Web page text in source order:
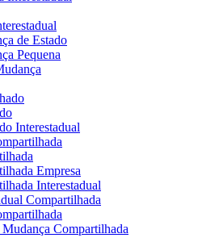
de Estado
Pequena
Interestadual
Empresa
Interestadual
Compartilhada
Compartilhada